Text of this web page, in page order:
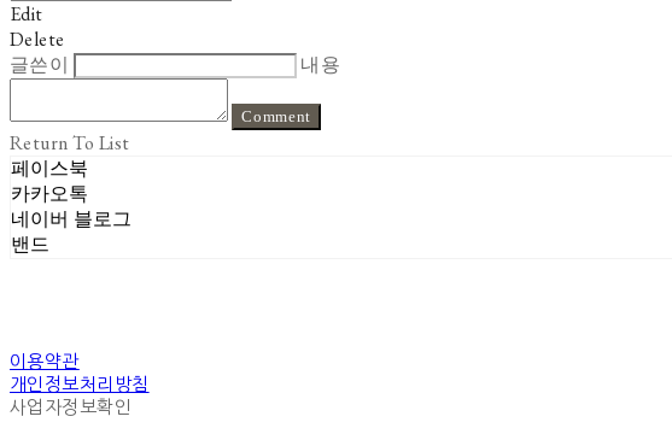
Edit
Delete
글쓴이
내용
Comment
Return To List
페이스북
카카오톡
네이버 블로그
밴드
이용약관
개인정보처리방침
사업자정보확인